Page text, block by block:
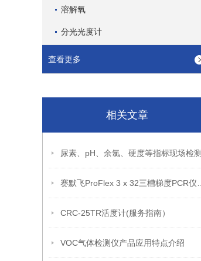
溶解氧
分光光度计
查看更多
相关文章
尿素、pH、余氯、硬度等指标现场检测
CRC-25TR活度计(服务指南）
VOC气体检测仪产品应用特点介绍